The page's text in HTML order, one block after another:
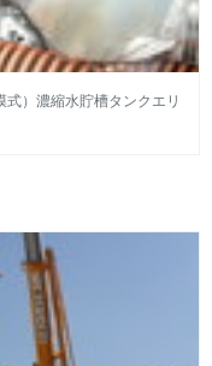
）濃縮水貯槽タンクエリ